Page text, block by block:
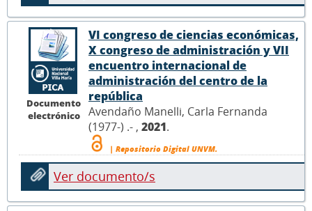
Documento
electrónico
VI congreso de ciencias económicas,
X congreso de administración y VII
encuentro internacional de
administración del centro de la
república
Avendaño Manelli, Carla Fernanda
(1977-) .- , 2021.
| Repositorio Digital UNVM.
Ver documento/s